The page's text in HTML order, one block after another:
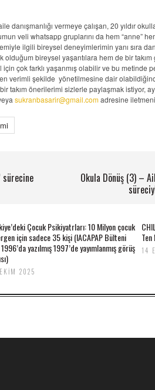
danışmanlığı vermeye çalışan, 20 yıldır
veli whatsapp gruplarını da hem “anne”
ilgili bireysel deneyimlerimin yanı sıra
bireysel yaşantılara hem de bir
çok farklı yaşanmış olabilir ve bu metinde
verimli şekilde yönetilmesine dair
takım önerilerimi sizlerle paylaşmak istiyor,
sukranbasarir@gmail.comadresine
sürecine
Okula Dönüş (3) –
Çocuk Psikiyatrları: 10 Milyon çocuk
için sadece 35 kişi (IACAPAP Bülteni
yazılmış 1997’de yayımlanmış görüş
2025
14